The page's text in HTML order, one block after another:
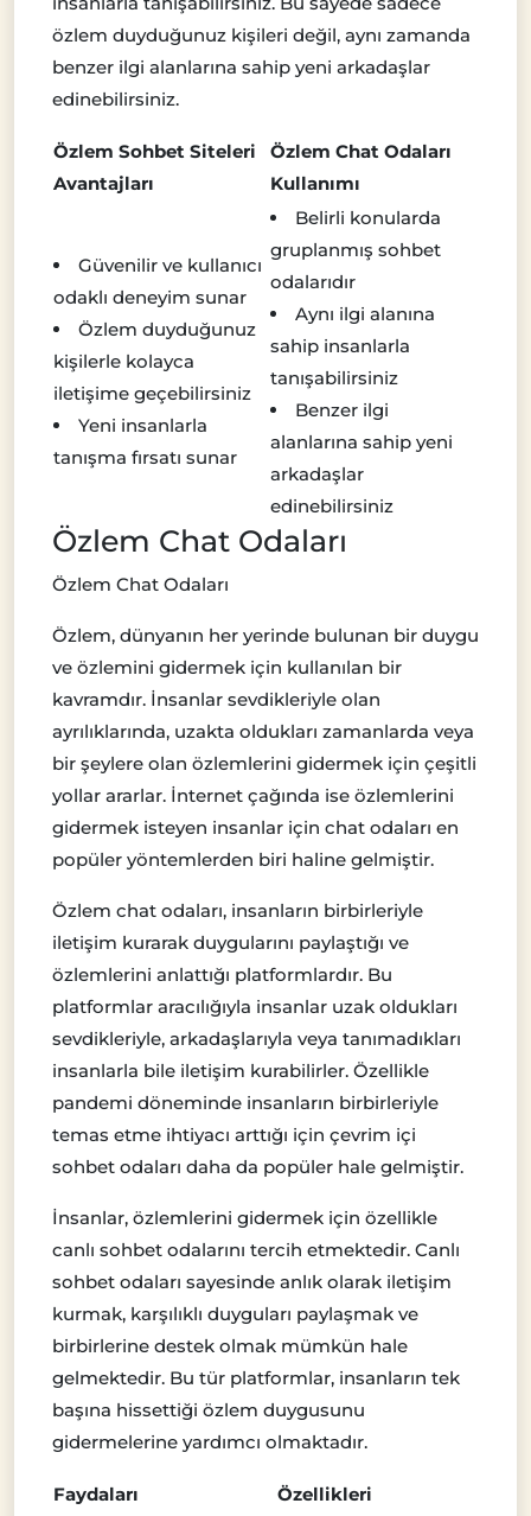
özlem duyduğunuz kişileri değil, aynı zamanda
benzer ilgi alanlarına sahip yeni arkadaşlar
edinebilirsiniz.
Özlem Sohbet Siteleri
Avantajları
Özlem Chat Odaları
Kullanımı
Güvenilir ve kullanıcı
odaklı deneyim sunar
Özlem duyduğunuz
kişilerle kolayca
iletişime geçebilirsiniz
Yeni insanlarla
tanışma fırsatı sunar
Belirli konularda
gruplanmış sohbet
odalarıdır
Aynı ilgi alanına
sahip insanlarla
tanışabilirsiniz
Benzer ilgi
alanlarına sahip yeni
arkadaşlar
edinebilirsiniz
Özlem Chat Odaları
Özlem Chat Odaları
Özlem, dünyanın her yerinde bulunan bir duygu
ve özlemini gidermek için kullanılan bir
kavramdır. İnsanlar sevdikleriyle olan
ayrılıklarında, uzakta oldukları zamanlarda veya
bir şeylere olan özlemlerini gidermek için çeşitli
yollar ararlar. İnternet çağında ise özlemlerini
gidermek isteyen insanlar için chat odaları en
popüler yöntemlerden biri haline gelmiştir.
Özlem chat odaları, insanların birbirleriyle
iletişim kurarak duygularını paylaştığı ve
özlemlerini anlattığı platformlardır. Bu
platformlar aracılığıyla insanlar uzak oldukları
sevdikleriyle, arkadaşlarıyla veya tanımadıkları
insanlarla bile iletişim kurabilirler. Özellikle
pandemi döneminde insanların birbirleriyle
temas etme ihtiyacı arttığı için çevrim içi
sohbet odaları daha da popüler hale gelmiştir.
İnsanlar, özlemlerini gidermek için özellikle
canlı sohbet odalarını tercih etmektedir. Canlı
sohbet odaları sayesinde anlık olarak iletişim
kurmak, karşılıklı duyguları paylaşmak ve
birbirlerine destek olmak mümkün hale
gelmektedir. Bu tür platformlar, insanların tek
başına hissettiği özlem duygusunu
gidermelerine yardımcı olmaktadır.
Faydaları
Özellikleri